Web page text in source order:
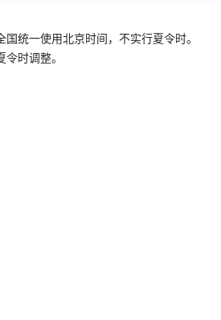
统一使用北京时间，不实行夏令时。
时调整。